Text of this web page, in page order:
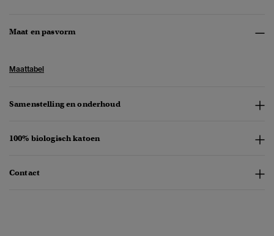
Maat en pasvorm
Maattabel
Samenstelling en onderhoud
100% biologisch katoen
Contact